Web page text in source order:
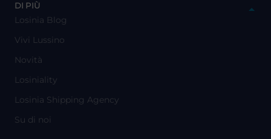
DI PIÙ
Losinia Blog
Vivi Lussino
Novità
Losiniality
Losinia Shipping Agency
Su di noi